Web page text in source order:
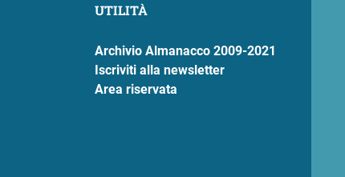
UTILITÀ
Archivio Almanacco 2009-2021
Iscriviti alla newsletter
Area riservata